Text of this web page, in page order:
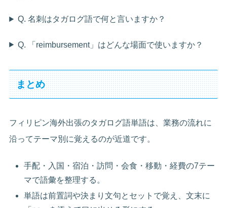
Q. 名刺はタガログ語で何と言いますか？
Q. 「reimbursement」はどんな場面で使いますか？
まとめ
フィリピン海外出張のタガログ語単語は、業務の流れに
沿ってテーマ別に覚えるのが近道です。
手配・入国・宿泊・訪問・会食・移動・経費の7テー
マで語彙を整理する。
単語は前置詞や決まり文句とセットで覚え、文末に